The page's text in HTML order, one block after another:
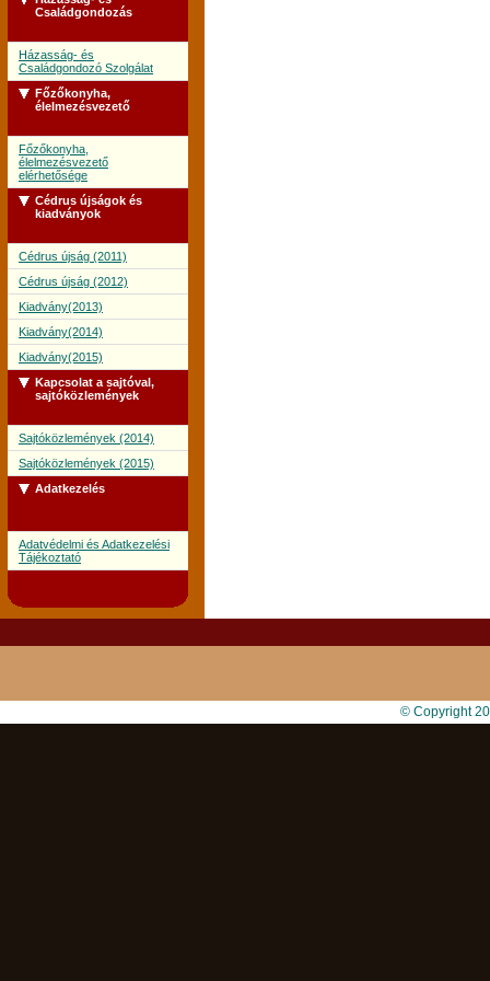
Családgondozás
Házasság- és
Családgondozó Szolgálat
Főzőkonyha,
élelmezésvezető
Főzőkonyha,
élelmezésvezető
elérhetősége
Cédrus újságok és
kiadványok
Cédrus újság (2011)
Cédrus újság (2012)
Kiadvány(2013)
Kiadvány(2014)
Kiadvány(2015)
Kapcsolat a sajtóval,
sajtóközlemények
Sajtóközlemények (2014)
Sajtóközlemények (2015)
Adatkezelés
Adatvédelmi és Adatkezelési
Tájékoztató
© Copyright